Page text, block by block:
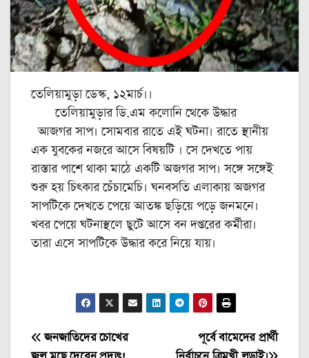
তেলিয়ামুড়া ডেস্ক, ১২মার্চ।।
তেলিয়ামুড়ার ডি.এম কলোনি থেকে উদ্ধার
আজগর সাপ। সোমবার রাতে এই ঘটনা। রাতে স্থানীয়
এক যুবকের নজরে আসে বিষয়টি । সে দেখতে পায়
রাস্তার পাশে থাকা মাঠে একটি অজগর সাপ। সঙ্গে সঙ্গেই
শুরু হয় চিৎকার চেঁচামেচি। ঘনবসতি এলাকায় অজগর
সাপটিকে দেখতে পেয়ে আতঙ্ক ছড়িয়ে পড়ে জনমনে।
খবর পেয়ে ঘটনাস্থলে ছুটে আসে বন দপ্তরের কর্মীরা।
তারা এসে সাপটিকে উদ্ধার করে নিয়ে যায়।
Post
পূর্বে বামেদের প্রার্থী
জনজাতিদের চোখের